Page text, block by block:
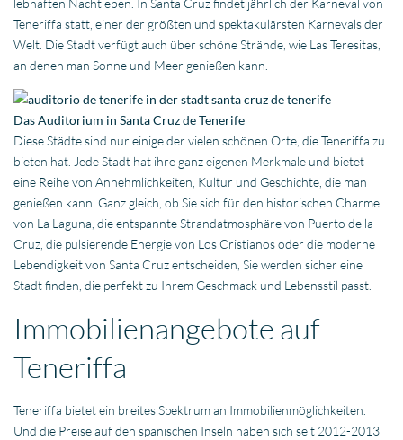
lebhaften Nachtleben. In Santa Cruz findet jährlich der Karneval von
Teneriffa statt, einer der größten und spektakulärsten Karnevals der
Welt. Die Stadt verfügt auch über schöne Strände, wie Las Teresitas,
an denen man Sonne und Meer genießen kann.
Das Auditorium in Santa Cruz de Tenerife
Diese Städte sind nur einige der vielen schönen Orte, die Teneriffa zu
bieten hat. Jede Stadt hat ihre ganz eigenen Merkmale und bietet
eine Reihe von Annehmlichkeiten, Kultur und Geschichte, die man
genießen kann. Ganz gleich, ob Sie sich für den historischen Charme
von La Laguna, die entspannte Strandatmosphäre von Puerto de la
Cruz, die pulsierende Energie von Los Cristianos oder die moderne
Lebendigkeit von Santa Cruz entscheiden, Sie werden sicher eine
Stadt finden, die perfekt zu Ihrem Geschmack und Lebensstil passt.
Immobilienangebote auf
Teneriffa
Teneriffa bietet ein breites Spektrum an Immobilienmöglichkeiten.
Und die Preise auf den spanischen Inseln haben sich seit 2012-2013